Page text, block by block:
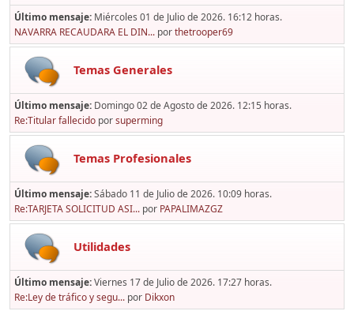
Último mensaje: Miércoles 01 de Julio de 2026. 16:12 horas.
NAVARRA RECAUDARA EL DIN... porthetrooper69
Temas Generales
Último mensaje: Domingo 02 de Agosto de 2026. 12:15 horas.
Re:Titular fallecido porsuperming
Temas Profesionales
Último mensaje:Sábado 11 de Julio de 2026. 10:09 horas.
Re:TARJETA SOLICITUD ASI... por PAPALIMAZGZ
Utilidades
Último mensaje:Viernes 17 de Julio de 2026. 17:27 horas.
Re:Ley de tráfico y segu... por Dikxon